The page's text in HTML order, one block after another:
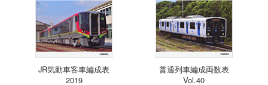
JR気動車客車編成表
2019
普通列車編成両数表
Vol.40